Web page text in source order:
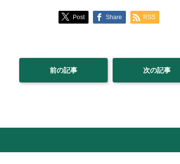
Post Share RSS
前の記事 次の記事